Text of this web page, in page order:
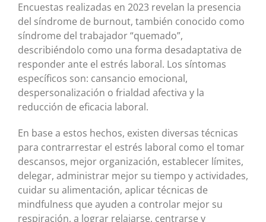
Encuestas realizadas en 2023 revelan la presencia
del síndrome de burnout, también conocido como
síndrome del trabajador “quemado”,
describiéndolo como una forma desadaptativa de
responder ante el estrés laboral. Los síntomas
específicos son: cansancio emocional,
despersonalización o frialdad afectiva y la
reducción de eficacia laboral.
En base a estos hechos, existen diversas técnicas
para contrarrestar el estrés laboral como el tomar
descansos, mejor organización, establecer límites,
delegar, administrar mejor su tiempo y actividades,
cuidar su alimentación, aplicar técnicas de
mindfulness que ayuden a controlar mejor su
respiración, a lograr relajarse, centrarse y